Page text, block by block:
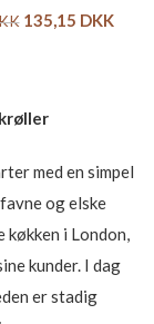
135,15 DKK
med en simpel
og elske
i London,
kunder. I dag
er stadig